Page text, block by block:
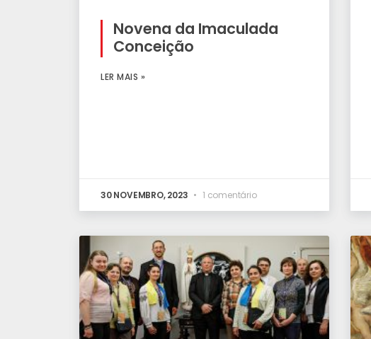
Novena da Imaculada
Conceição
LER MAIS »
30 NOVEMBRO, 2023 1 comentário